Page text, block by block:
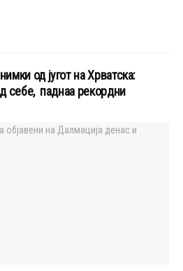
од југот на Хрватска:
себе, паднаа рекордни